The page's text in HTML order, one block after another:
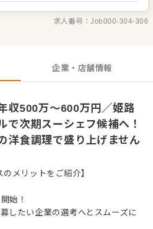
贅沢な空間を提供しています。 注目
路駅直結かつ姫路城へも徒歩約15分の好
定企業のホテルモントレ株式会社。こ
もと、あなたの調理スキルを発揮して
求人番号：Job000-304-306
企業・店舗情報
収500万～600万円／姫路
で次期スーシェフ候補へ！
洋食調理で盛り上げません
メリットをご紹介】
始！
したい企業の選考へとスムーズに